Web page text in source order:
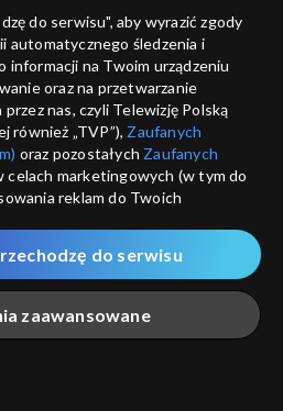
dla Ciebie
do serwisu", aby wyrazić zgody
automatycznego śledzenia i
informacji na Twoim urządzeniu
oraz na przetwarzanie
nas, czyli Telewizję Polską
również „TVP”), Zaufanych
oraz pozostałych Zaufanych
celach marketingowych (w tym do
reklam do Twoich
także zgody na udostępnianie
do Google.
podczas odwiedzania przez
serwisówzwanych dalej
zapisywane za pomocą
zaawansowane
do serwisu